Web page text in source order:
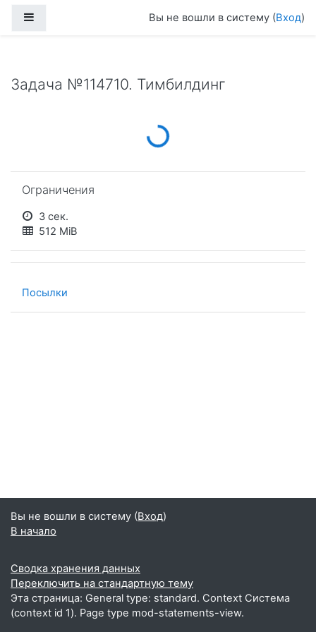
Вы не вошли в систему (Вход)
Задача №114710. Тимбилдинг
Loading...
Ограничения
3 сек.
512 MiB
Посылки
Вы не вошли в систему (Вход)
В начало
Сводка хранения данных
Переключить на стандартную тему
Эта страница: General type: standard. Context Система
(context id 1). Page type mod-statements-view.